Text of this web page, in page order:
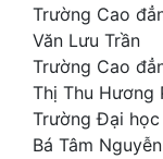
Trường Cao
Văn Lưu Trần
Trường Cao
Thị Thu Hương
Trường Đại
Bá Tâm Nguyễn